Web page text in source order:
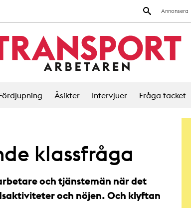
Annonsera
Åsikter Intervjuer Fråga facket
klassfråga
och tjänstemän när det
och nöjen. Och klyftan